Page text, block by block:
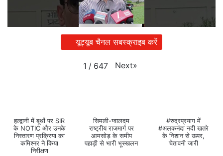
यूट्यूब चैनल सबस्क्राइब करें
1 / 647 Next»
हल्द्वानी में बूथों पर SIR
के NOTIC और उनके
निस्तारण प्रक्रिया का
कमिश्नर ने किया
निरीक्षण
सिमली-ग्वालदम
राष्ट्रीय राजमार्ग पर
आमसोड़ के समीप
पहाड़ी से भारी भूस्खलन
#रुद्रप्रयाग में
#अलकनंदा नदी खतरे
के निशान से ऊपर,
चेतावनी जारी